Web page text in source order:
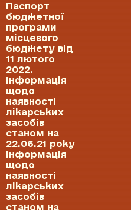
Паспорт
бюджетної
програми
місцевого
бюджету від
11 лютого
2022.
Інформація
щодо
наявності
лікарських
засобів
станом на
22.06.21 року
Інформація
щодо
наявності
лікарських
засобів
станом на